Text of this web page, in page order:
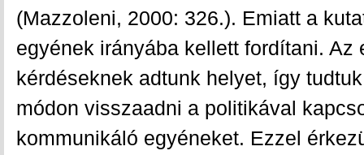
(Mazzoleni, 2000: 326.). Emiatt a
egyének irányába kellett fordítani. Az
kérdéseknek adtunk helyet, így
módon visszaadni a politikával
kommunikáló egyéneket. Ezzel